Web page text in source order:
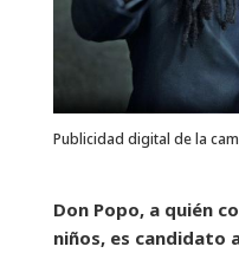
Publicidad digital de la
Don Popo, a quién
niños, es candidato